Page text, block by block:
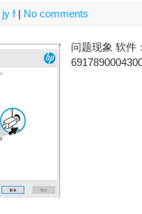
jy f| No comments
问题现象 软件